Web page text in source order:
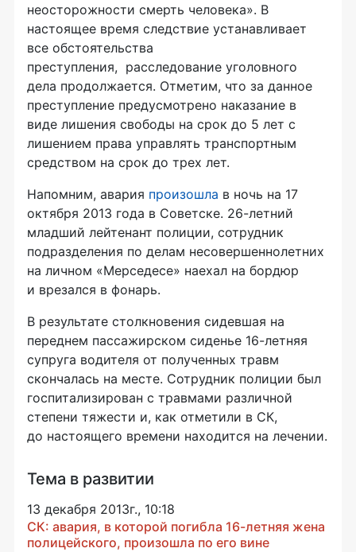
неосторожности смерть человека». В
настоящее время следствие устанавливает
все обстоятельства
преступления, расследование уголовного
дела продолжается. Отметим, что за данное
преступление предусмотрено наказание в
виде лишения свободы на срок до 5 лет с
лишением права управлять транспортным
средством на срок до трех лет.
Напомним, авария произошла в ночь на 17
октября 2013 года в Советске. 26-летний
младший лейтенант полиции, сотрудник
подразделения по делам несовершеннолетних
на личном «Мерседесе» наехал на бордюр
и врезался в фонарь.
В результате столкновения сидевшая на
переднем пассажирском сиденье 16-летняя
супруга водителя от полученных травм
скончалась на месте. Сотрудник полиции был
госпитализирован с травмами различной
степени тяжести и, как отметили в СК,
до настоящего времени находится на лечении.
Тема в развитии
13 декабря 2013г., 10:18
CК: авария, в которой погибла 16-летняя жена
полицейского, произошла по его вине